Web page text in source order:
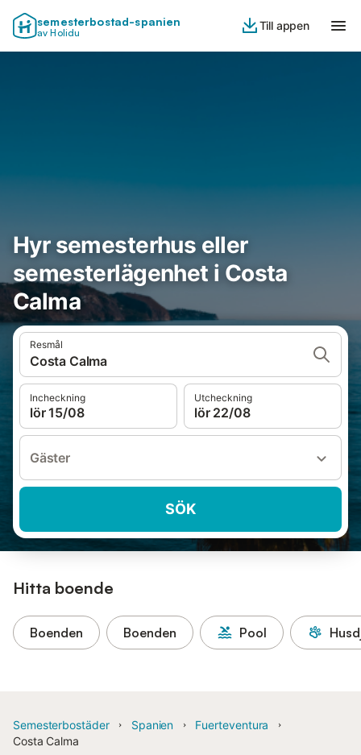
semesterbostad-spanien
av Holidu
Till appen
Hyr semesterhus eller
semesterlägenhet i Costa
Calma
Resmål
Costa Calma
Incheckning
lör 15/08
Utcheckning
lör 22/08
Gäster
SÖK
Hitta boende
Boenden Boenden Pool
Semesterbostäder Spanien
Fuerteventura
Costa Calma